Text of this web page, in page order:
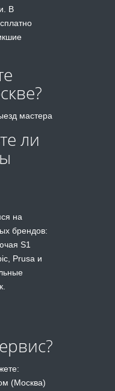
В
мастера
ли
на
брендов:
S1
Prusa и
(Москва)